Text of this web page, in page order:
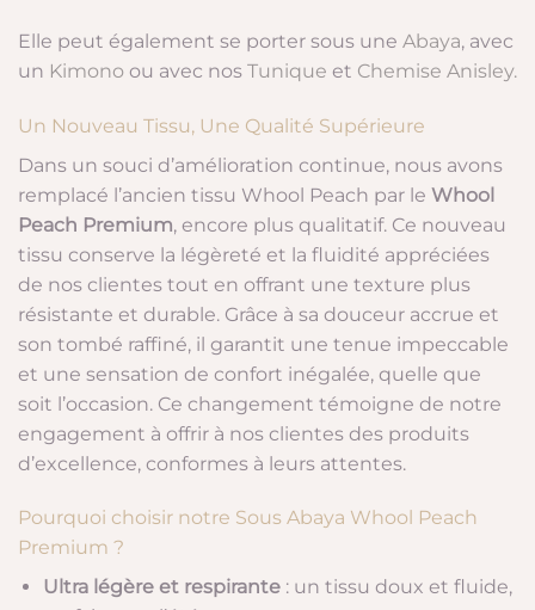
Elle peut également se porter sous une Abaya, avec
un Kimono ou avec nos Tunique et Chemise Anisley.
Un Nouveau Tissu, Une Qualité Supérieure
Dans un souci d’amélioration continue, nous avons
remplacé l’ancien tissu Whool Peach par le Whool
Peach Premium, encore plus qualitatif. Ce nouveau
tissu conserve la légèreté et la fluidité appréciées
de nos clientes tout en offrant une texture plus
résistante et durable. Grâce à sa douceur accrue et
son tombé raffiné, il garantit une tenue impeccable
et une sensation de confort inégalée, quelle que
soit l’occasion. Ce changement témoigne de notre
engagement à offrir à nos clientes des produits
d’excellence, conformes à leurs attentes.
Pourquoi choisir notre Sous Abaya Whool Peach
Premium ?
Ultra légère et respirante: un tissu doux et fluide,